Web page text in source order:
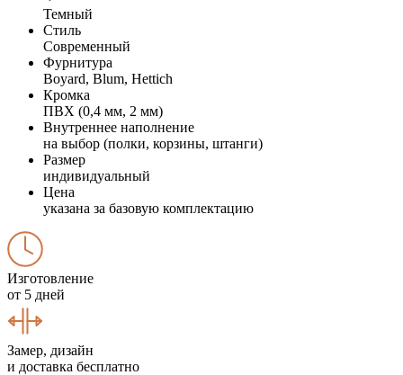
Темный
Стиль
Современный
Фурнитура
Boyard, Blum, Hettich
Кромка
ПВХ (0,4 мм, 2 мм)
Внутреннее наполнение
на выбор (полки, корзины, штанги)
Размер
индивидуальный
Цена
указана за базовую комплектацию
Изготовление
от 5 дней
Замер, дизайн
и доставка бесплатно